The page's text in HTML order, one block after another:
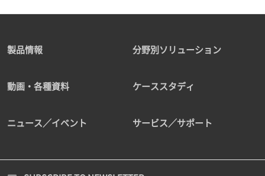
製品情報 分野別ソリューション
動画・各種資料 ケーススタディ
ニュース／イベント サービス／サポート